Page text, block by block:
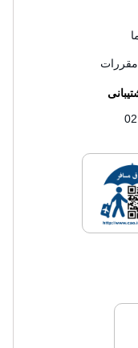
مقررات
سفرتاپلایسنس های
های فروش سفرتاپ